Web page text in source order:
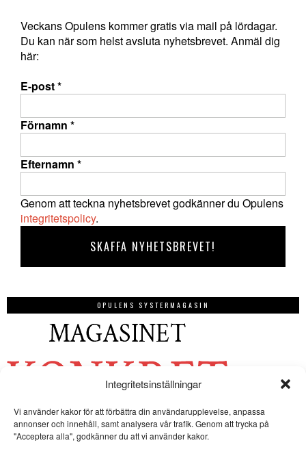
Integritetsinställningar
Vi använder kakor för att förbättra din användarupplevelse, anpassa
annonser och innehåll, samt analysera vår trafik. Genom att trycka på
"Acceptera alla", godkänner du att vi använder kakor.
Veckans Opulens kommer gratis via mail på lördagar.
Du kan när som helst avsluta nyhetsbrevet. Anmäl dig
här:
E-post*
Förnamn *
Efternamn *
Genom att teckna nyhetsbrevet godkänner du Opulens
integritetspolicy.
OPULENS SYSTERMAGASIN